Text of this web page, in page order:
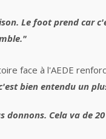
Le foot prend car
face à l'AEDE
bien entendu un
Cela va de